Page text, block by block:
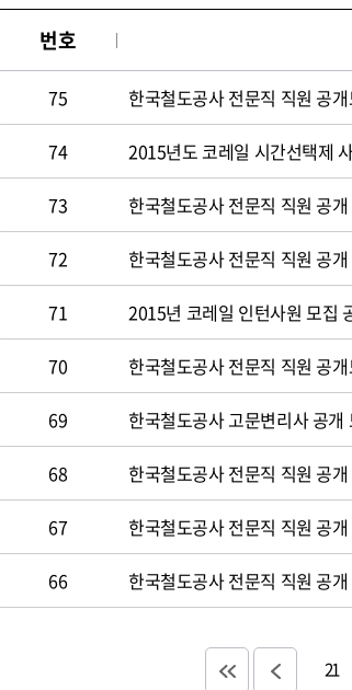
번호
75 한국철도공사 전문직 직원 공
74 2015년도 코레일 시간선택제
73 한국철도공사 전문직 직원 공
72 한국철도공사 전문직 직원 공
71 2015년 코레일 인턴사원 모집
70 한국철도공사 전문직 직원 공
69 한국철도공사 고문변리사 공개
68 한국철도공사 전문직 직원 공
67 한국철도공사 전문직 직원 공
66 한국철도공사 전문직 직원 공
21